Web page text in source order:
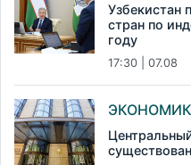
Узбекистан
стран по
году
17:30 | 07.08